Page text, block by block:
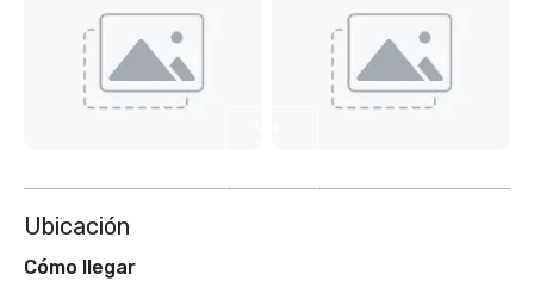
Ubicación
Cómo llegar